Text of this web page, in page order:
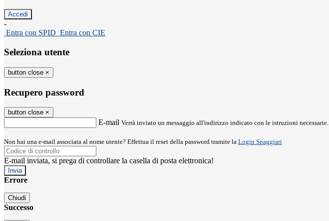
-
Entra con SPID Entra con CIE
Seleziona utente
button close ×
Recupero password
button close ×
E-mail Verrà inviato un messaggio all'indirizzo indicato con le istruzioni necessarie.
Non hai una e-mail associata al nome utente? Effettua il reset della password tramite la Login Spaggiari
E-mail inviata, si prega di controllare la casella di posta elettronica!
Errore
Chiudi
Successo